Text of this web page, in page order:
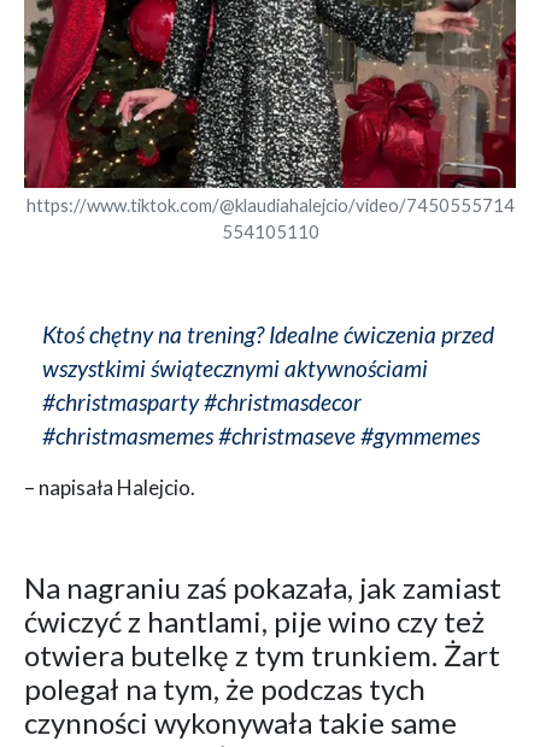
https://www.tiktok.com/@klaudiahalejcio/video/7450555714
554105110
Ktoś chętny na trening? Idealne ćwiczenia przed
wszystkimi świątecznymi aktywnościami
#christmasparty #christmasdecor
#christmasmemes #christmaseve #gymmemes
– napisała Halejcio.
Na nagraniu zaś pokazała, jak zamiast
ćwiczyć z hantlami, pije wino czy też
otwiera butelkę z tym trunkiem. Żart
polegał na tym, że podczas tych
czynności wykonywała takie same